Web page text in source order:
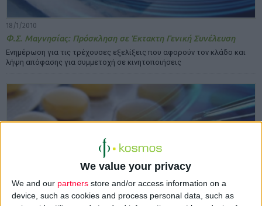
We value your privacy
We and our partners store and/or access information on a
device, such as cookies and process personal data, such as
18/1/2010
Φ.Σ. Μαγνησίας: Πρόσκληση σε Έκτακτη Γενική Συνέλευση
Ενημέρωση για τις τρέχουσες εξελίξεις που αφορούν τον κλάδο και
λήψη απόφασης για συμμετοχή σε κινητοποιήσεις